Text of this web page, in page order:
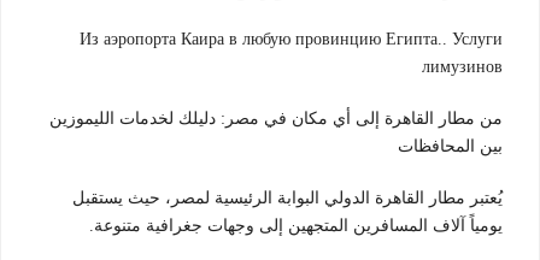
Из аэропорта Каира в любую провинцию Египта.. Услуги
лимузинов
من مطار القاهرة إلى أي مكان في مصر: دليلك لخدمات الليموزين
بين المحافظات
يُعتبر مطار القاهرة الدولي البوابة الرئيسية لمصر، حيث يستقبل
يومياً آلاف المسافرين المتجهين إلى وجهات جغرافية متنوعة.